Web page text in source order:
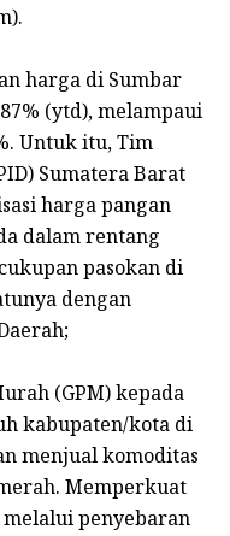
harga di Sumbar
(ytd), melampaui
Untuk itu, Tim
Sumatera Barat
harga pangan
dalam rentang
pasokan di
dengan
(GPM) kepada
kabupaten/kota di
menjual komoditas
Memperkuat
penyebaran